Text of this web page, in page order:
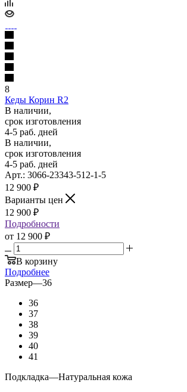
8
Кеды Корин R2
В наличии,
срок изготовления
4-5 раб. дней
В наличии,
срок изготовления
4-5 раб. дней
Арт.: 3066-23343-512-1-5
12 900 ₽
Варианты цен
12 900 ₽
Подробности
от 12 900 ₽
В корзину
Подробнее
Размер—36
36
37
38
39
40
41
Подкладка—Натуральная кожа